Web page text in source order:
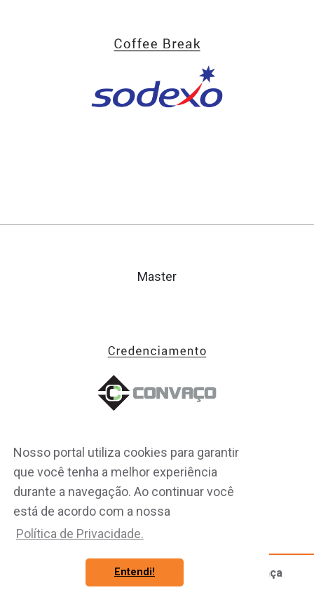
Nosso portal utiliza cookies para garantir
que você tenha a melhor experiência
durante a navegação. Ao continuar você
está de acordo com a nossa
Política de Privacidade.
Entendi!
Master
15º WSSO - Workshop de Saúde, Segurança
Ocupacional e de Processos